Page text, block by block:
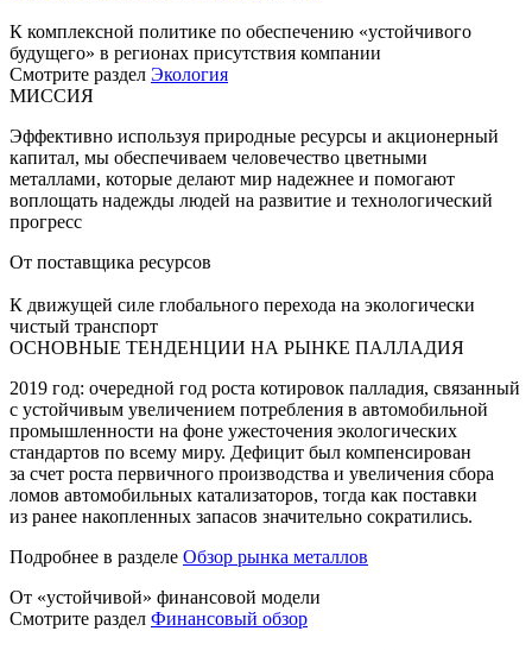
К комплексной политике по обеспечению «устойчивого
будущего» в регионах присутствия компании
Смотрите раздел Экология
МИССИЯ
Эффективно используя природные ресурсы и акционерный
капитал, мы обеспечиваем человечество цветными
металлами, которые делают мир надежнее и помогают
воплощать надежды людей на развитие и технологический
прогресс
От поставщика ресурсов
К движущей силе глобального перехода на экологически
чистый транспорт
ОСНОВНЫЕ ТЕНДЕНЦИИ НА РЫНКЕ ПАЛЛАДИЯ
2019 год: очередной год роста котировок палладия, связанный
с устойчивым увеличением потребления в автомобильной
промышленности на фоне ужесточения экологических
стандартов по всему миру. Дефицит был компенсирован
за счет роста первичного производства и увеличения сбора
ломов автомобильных катализаторов, тогда как поставки
из ранее накопленных запасов значительно сократились.
Подробнее в разделе Обзор рынка металлов
От «устойчивой» финансовой модели
Смотрите раздел Финансовый обзор